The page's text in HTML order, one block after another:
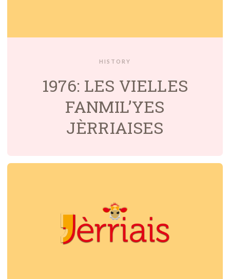
HISTORY
1976: LES VIELLES
FANMIL’YES
JÈRRIAISES